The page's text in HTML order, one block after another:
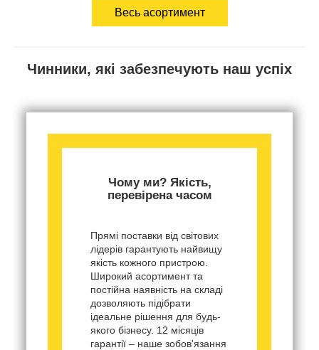
Весь асортимент
Чинники, які забезпечують наш успіх
Чому ми? Якість,
перевірена часом
Прямі поставки від світових
лідерів гарантують найвищу
якість кожного пристрою.
Широкий асортимент та
постійна наявність на складі
дозволяють підібрати
ідеальне рішення для будь-
якого бізнесу. 12 місяців
гарантії – наше зобов'язання